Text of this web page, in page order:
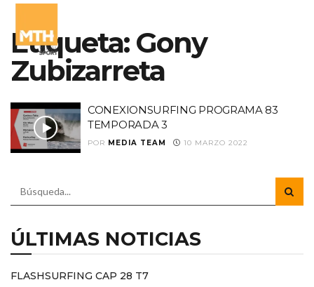
Etiqueta: Gony
Zubizarreta
CONEXIONSURFING PROGRAMA 83
TEMPORADA 3
POR MEDIA TEAM 10 MARZO 2022
ÚLTIMAS NOTICIAS
FLASHSURFING CAP 28 T7